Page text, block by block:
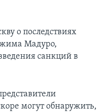
о последствиях
Мадуро,
санкций в
могут обнаружить,